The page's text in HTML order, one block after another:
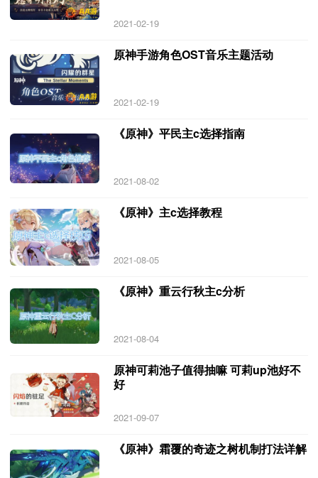
2021-02-19
原神手游角色OST音乐主题活动
2021-02-19
《原神》平民主c选择指南
2021-08-02
《原神》主c选择教程
2021-08-05
《原神》重云行秋主c分析
2021-08-04
原神可莉池子值得抽嘛 可莉up池好不
好
2021-09-07
《原神》霜覆的奇迹之树机制打法详解